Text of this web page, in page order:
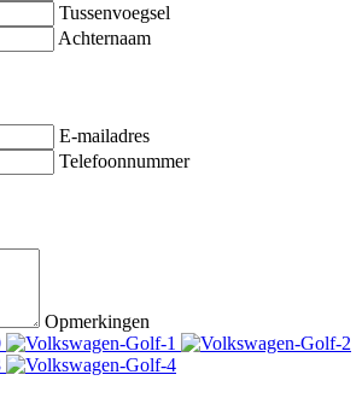
Tussenvoegsel
Achternaam
E-mailadres
Telefoonnummer
Opmerkingen